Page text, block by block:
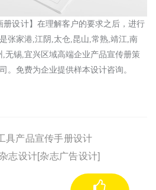
册设计】 在理解客户的要求之后，进行
是张家港 ,江阴,太仓,昆山,常熟,靖江,南
,无锡,宜兴区域高端企业产品宣传册策
。免费为企业提供样本设计咨询。
具产品宣传手册设计
志设计[杂志广告设计]